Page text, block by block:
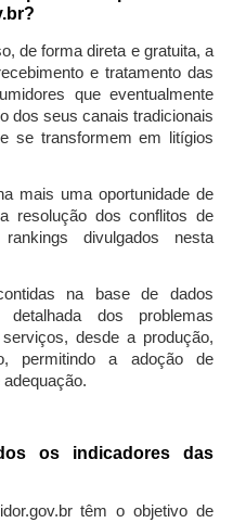
de forma direta e gratuita, a
e tratamento das
que eventualmente
dos seus canais tradicionais
se transformem em litígios
mais uma oportunidade de
resolução dos conflitos de
divulgados nesta
na base de dados
detalhada dos problemas
desde a produção,
permitindo a adoção de
os indicadores das
têm o objetivo de